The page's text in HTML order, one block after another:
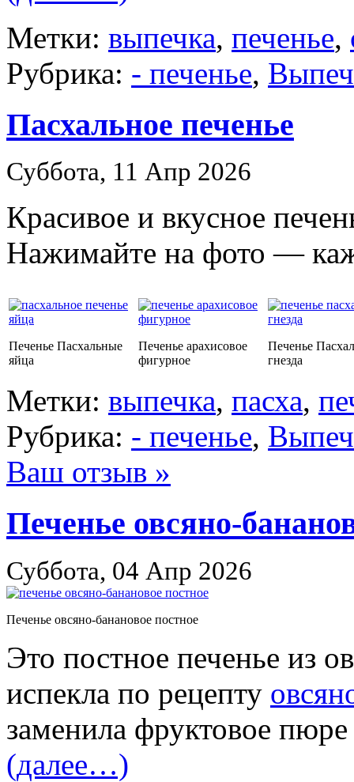
Метки: выпечка, печенье,
Рубрика: - печенье,
Пасхальное печенье
Суббота, 11 Апр 2026
Красивое и вкусное
Нажимайте на фото —
Печенье Пасхальные
яйца
Печенье арахисовое
фигурное
Печенье
гнезда
Метки: выпечка, пасха,
Рубрика: - печенье,
Ваш отзыв »
Печенье овсяно-
Суббота, 04 Апр 2026
Печенье овсяно-банановое постное
Это постное печенье из
испекла по рецепту
заменила фруктовое
(далее…)